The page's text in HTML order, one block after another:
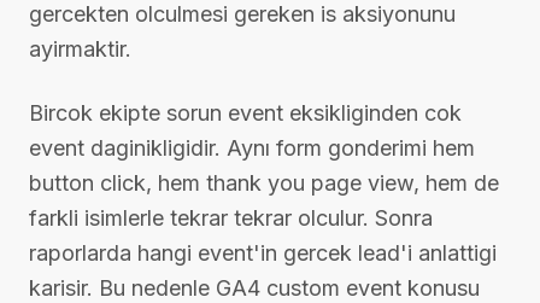
gercekten olculmesi gereken is aksiyonunu
ayirmaktir.
Bircok ekipte sorun event eksikliginden cok
event daginikligidir. Aynı form gonderimi hem
button click, hem thank you page view, hem de
farkli isimlerle tekrar tekrar olculur. Sonra
raporlarda hangi event'in gercek lead'i anlattigi
karisir. Bu nedenle GA4 custom event konusu